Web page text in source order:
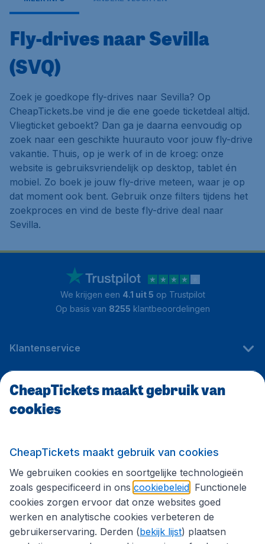
Fly-drives naar Sevilla
(SVQ)
Zoek je goedkope fly-drives naar Sevilla? Op
CheapTickets.be vind je die ene goede ticketdeal altijd.
Vliegticket geboekt? Dan ga je daarna eenvoudig op
zoek naar een geschikte huurauto voor jouw fly-drive
vakantie. Thuis, op je werk of in de kroeg: onze
website is gebruiksvriendelijk op desktop, tablet én
mobiel. Zo boek je jouw fly-drive meteen, waar je op
dat moment ook bent. Gebruik onze filters tijdens het
zoekproces en vind de beste fly-drive deal naar
Sevilla.
We krijgen een 4.1 uit 5 op Trustpilot
Op basis van 8255 klantbeoordelingen
Klantenservice
CheapTickets.be
Volg CheapTickets.be
CheapTickets maakt gebruik van
cookies
CheapTickets maakt gebruik van cookies
We gebruiken cookies en soortgelijke technologieën
zoals gespecificeerd in ons cookiebeleid . Functionele
cookies zorgen ervoor dat onze websites goed
werken en analytische cookies verbeteren de
gebruikerservaring. Derden (bekijk lijst) plaatsen